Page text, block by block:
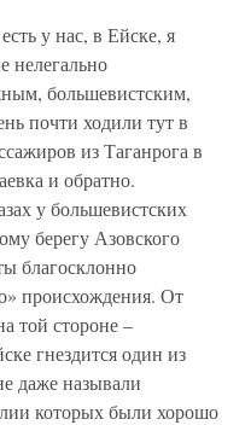
у нас, в Ейске, я
нелегально
большевистским,
почти ходили тут в
из Таганрога в
и обратно.
у большевистских
берегу Азовского
благосклонно
происхождения. От
той стороне –
гнездится один из
даже называли
которых были хорошо